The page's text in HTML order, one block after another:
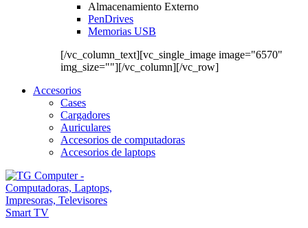
Almacenamiento Externo
PenDrives
Memorias USB
[/vc_column_text][vc_single_image image="6570"
img_size=""][/vc_column][/vc_row]
Accesorios
Cases
Cargadores
Auriculares
Accesorios de computadoras
Accesorios de laptops